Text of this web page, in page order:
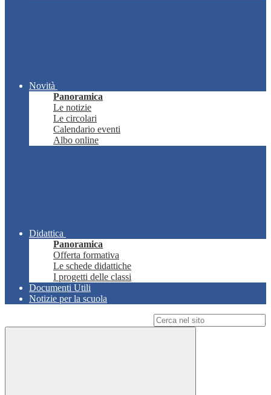
Novità
Panoramica
Le notizie
Le circolari
Calendario eventi
Albo online
Didattica
Panoramica
Offerta formativa
Le schede didattiche
I progetti delle classi
Documenti Utili
Notizie per la scuola